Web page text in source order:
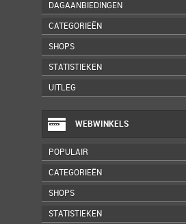
DAGAANBIEDINGEN
CATEGORIEËN
SHOPS
STATISTIEKEN
UITLEG
WEBWINKELS
POPULAIR
CATEGORIEËN
SHOPS
STATISTIEKEN